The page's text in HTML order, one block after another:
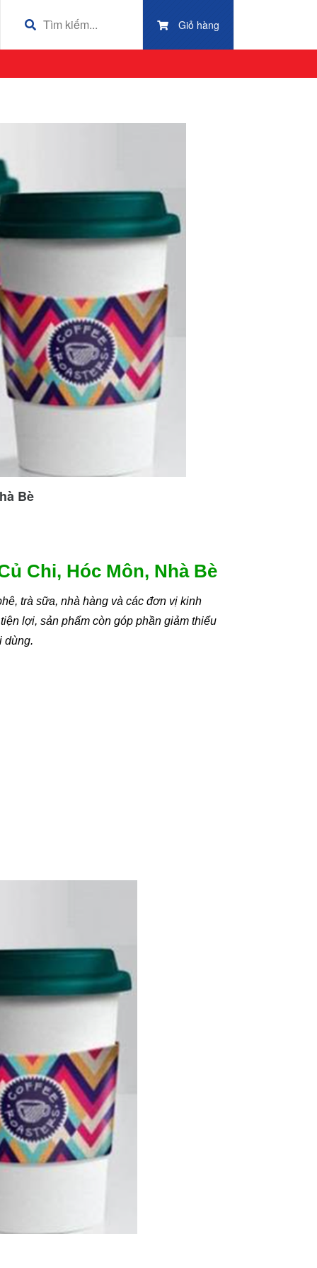
Giỏ hàng
Bè
Chi, Hóc Môn, Nhà Bè
trà sữa, nhà hàng và các đơn vị kinh
lợi, sản phẩm còn góp phần giảm thiểu
dùng.